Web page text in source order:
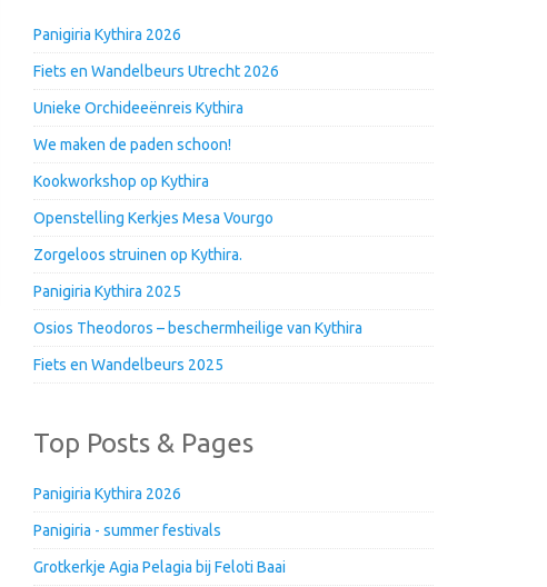
Panigiria Kythira 2026
Fiets en Wandelbeurs Utrecht 2026
Unieke Orchideeënreis Kythira
We maken de paden schoon!
Kookworkshop op Kythira
Openstelling Kerkjes Mesa Vourgo
Zorgeloos struinen op Kythira.
Panigiria Kythira 2025
Osios Theodoros – beschermheilige van Kythira
Fiets en Wandelbeurs 2025
Top Posts & Pages
Panigiria Kythira 2026
Panigiria - summer festivals
Grotkerkje Agia Pelagia bij Feloti Baai